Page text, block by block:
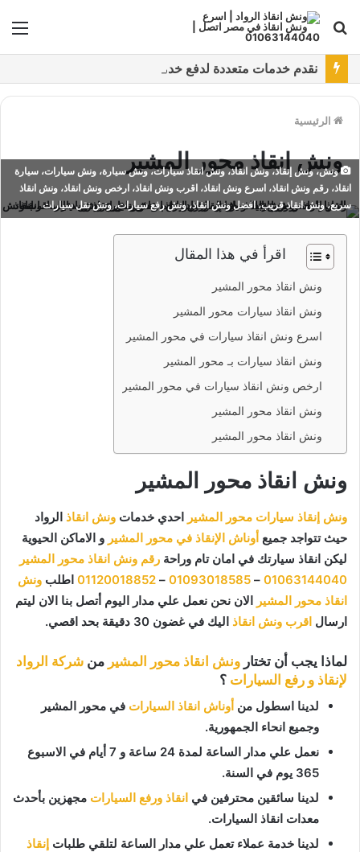
بحث
عن
الرئيسية
ونش انقاذ محور المشير
ونش، ونش إنقاذ، ونش انقاذ، ونش انقاذ سيارات، ونش سيارة، ونش سيارات، سيارة
انقاذ، رقم ونش انقاذ، اسرع ونش انقاذ، اقرب ونش انقاذ، ارخص ونش انقاذ، ونش انقاذ
سريع، ونش انقاذ قريب، افضل ونش انقاذ، ونش رفع سيارات، ونش نقل سيارات
اقرأ في هذا المقال
ونش انقاذ محور المشير
ونش انقاذ سيارات محور المشير
اسرع ونش انقاذ سيارات في محور المشير
ونش انقاذ سيارات بـ محور المشير
ارخص ونش انقاذ سيارات في محور المشير
ونش انقاذ محور المشير
ونش انقاذ محور المشير
ونش انقاذ محور المشير
ونش إنقاذ سيارات محور المشير احدي خدمات ونش انقاذ الرواد
حيث تتواجد جميع أوناش الإنقاذ في محور المشير و الاماكن الحيوية
ليكن انقاذ سيارتك في امان تام وراحة رقم ونش انقاذ محور المشير
01063144040
–
01093018585
–
01120018852 اطلب ونش
انقاذ محور المشير الان نحن نعمل علي مدار اليوم أتصل بنا الان ليتم
ارسال اقرب ونش انقاذ اليك في غضون 30 دقيقة بحد اقصي.
لماذا يجب أن تختار ونش انقاذ محور المشير من شركة الرواد
لإنقاذ و رفع السيارات ؟
لدينا اسطول من أوناش انقاذ السيارات في محور المشير
وجميع انحاء الجمهورية.
نعمل علي مدار الساعة لمدة 24 ساعة و 7 أيام في الاسبوع
365 يوم في السنة.
لدينا سائقين محترفين في انقاذ ورفع السيارات مجهزين بأحدث
معدات انقاذ السيارات.
لدينا خدمة عملاء تعمل علي مدار الساعة لتلقي طلبات إنقاذ